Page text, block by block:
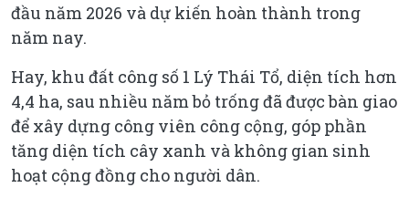
đầu năm 2026 và dự kiến hoàn thành trong
năm nay.
Hay, khu đất công số 1 Lý Thái Tổ, diện tích hơn
4,4 ha, sau nhiều năm bỏ trống đã được bàn giao
để xây dựng công viên công cộng, góp phần
tăng diện tích cây xanh và không gian sinh
hoạt cộng đồng cho người dân.